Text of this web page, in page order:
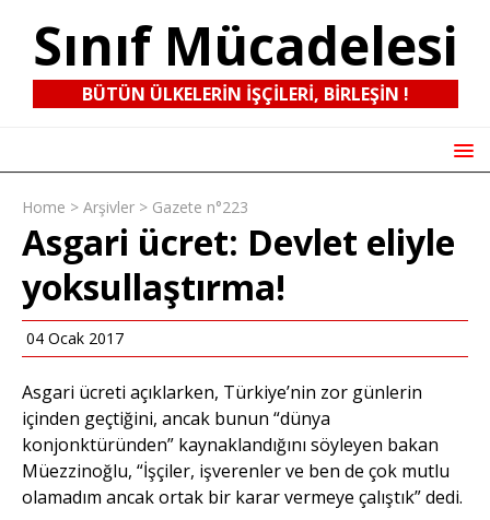
Sınıf Mücadelesi
BÜTÜN ÜLKELERIN IŞÇILERI, BIRLEŞIN !
Home > Arşivler > Gazete n°223
Asgari ücret: Devlet eliyle
yoksullaştırma!
04 Ocak 2017
Asgari ücreti açıklarken, Türkiye’nin zor günlerin
içinden geçtiğini, ancak bunun “dünya
konjonktüründen” kaynaklandığını söyleyen bakan
Müezzinoğlu, “İşçiler, işverenler ve ben de çok mutlu
olamadım ancak ortak bir karar vermeye çalıştık” dedi.